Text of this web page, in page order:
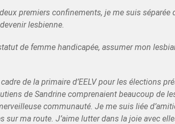
premiers confinements, je me suis séparée
lesbienne.
de femme handicapée, assumer mon
de la primaire d’EELV pour les élections
de Sandrine comprenaient beaucoup de
communauté. Je me suis liée
sur ma route. J’aime lutter dans la joie avec